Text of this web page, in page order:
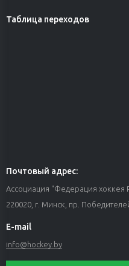
Таблица переходов
Почтовый адрес:
Ассоциация "Федерация хоккея
220020, г. Минск, пр.
E-mail
info@hockey.by